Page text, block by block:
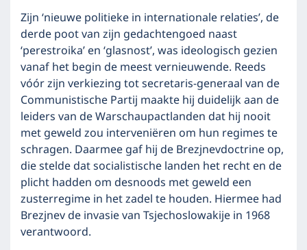
Zijn ‘nieuwe politieke in internationale relaties’, de
derde poot van zijn gedachtengoed naast
‘perestroika’ en ‘glasnost’, was ideologisch gezien
vanaf het begin de meest vernieuwende. Reeds
vóór zijn verkiezing tot secretaris-generaal van de
Communistische Partij maakte hij duidelijk aan de
leiders van de Warschaupactlanden dat hij nooit
met geweld zou interveniëren om hun regimes te
schragen. Daarmee gaf hij de Brezjnevdoctrine op,
die stelde dat socialistische landen het recht en de
plicht hadden om desnoods met geweld een
zusterregime in het zadel te houden. Hiermee had
Brezjnev de invasie van Tsjechoslowakije in 1968
verantwoord.